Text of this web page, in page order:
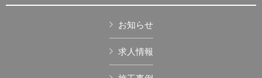
お知らせ
求人情報